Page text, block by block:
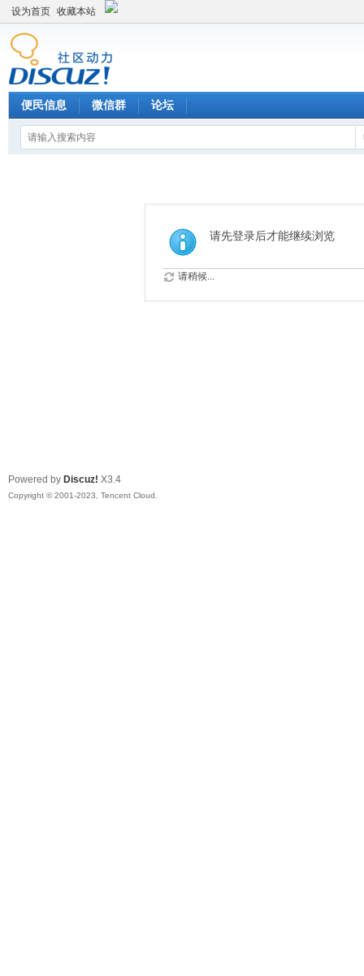
设为首页 收藏本站
便民信息 微信群 论坛
请先登录后才能继续浏览
请稍候...
Powered by Discuz! X3.4
Copyright © 2001-2023, Tencent Cloud.